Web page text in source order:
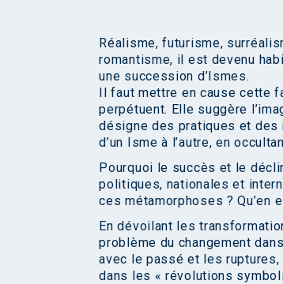
Réalisme, futurisme,
romantisme, il est devenu
une succession d’Ismes.
Il faut mettre en cause cette
perpétuent. Elle suggère
désigne des pratiques et
d’un Isme à l’autre, en
Pourquoi le succès et le
politiques, nationales et
ces métamorphoses ? Qu’en
En dévoilant les
problème du changement
avec le passé et les
dans les « révolutions